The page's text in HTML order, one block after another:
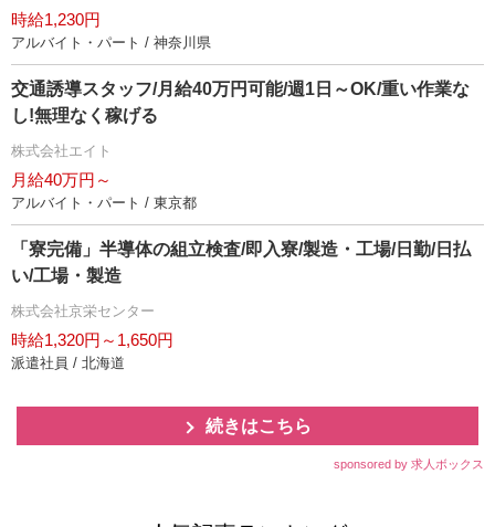
時給1,230円
アルバイト・パート / 神奈川県
交通誘導スタッフ/月給40万円可能/週1日～OK/重い作業な
し!無理なく稼げる
株式会社エイト
月給40万円～
アルバイト・パート / 東京都
「寮完備」半導体の組立検査/即入寮/製造・工場/日勤/日払
い/工場・製造
株式会社京栄センター
時給1,320円～1,650円
派遣社員 / 北海道
続きはこちら
sponsored by 求人ボックス